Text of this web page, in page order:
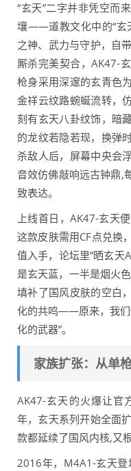
“玄天”二字并非凭空而
壤——道教文化中的“玄
之神、武力与守护，自
厮杀完美契合，AK47-
枪身采用深邃的玄青色
金祥云纹路蜿蜒流转，
刻有玄天八卦纹饰，暗
的龙纹若隐若现，换弹
杀敌人后，屏幕中央会
音效仿佛敲响远古钟鼎,
致表达。
上线首日，AK47-玄天
这款皮肤需用CF点兑换
值入手，论坛里“晒玄天
是玄天蓝，一半是烟火
填补了国风皮肤的空白
化的共鸣——原来，我们
化的武器”。
家族扩张：从单
AK47-玄天的火爆让官
年，玄天系列开始全面
款都延续了国风内核,又
2016年，M4A1-玄天登